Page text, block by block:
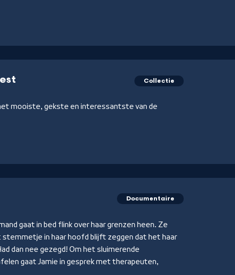
Collectie
mooiste, gekste en interessantste van de
Documentaire
gaat in bed flink over haar grenzen heen. Ze
in haar hoofd blijft zeggen dat het haar
dan nee gezegd! Om het sluimerende
gaat Jamie in gesprek met therapeuten,